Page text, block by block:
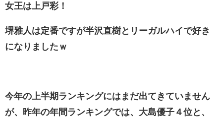
女王は上戸彩！
堺雅人は定番ですが半沢直樹とリーガルハイで好き
になりましたｗ
今年の上半期ランキングにはまだ出てきていません
が、昨年の年間ランキングでは、大島優子４位と、